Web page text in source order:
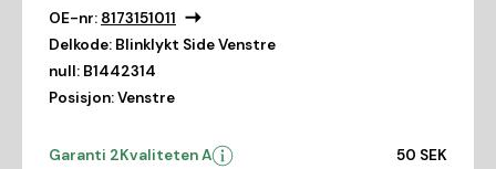
OE-nr: 8173151011
Delkode: Blinklykt Side Venstre
null: B1442314
Posisjon:Venstre
Garanti 2Kvaliteten A 50 SEK